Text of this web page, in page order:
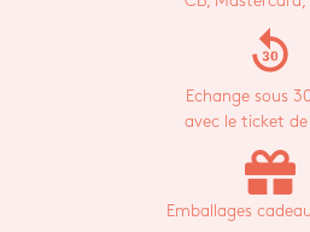
replay_30
Echange sous
avec le ticket de
Emballages